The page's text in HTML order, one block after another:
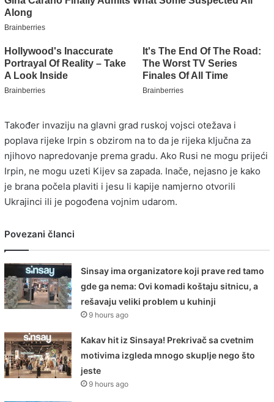
Također invaziju na glavni grad ruskoj vojsci otežava i
poplava rijeke Irpin s obzirom na to da je rijeka ključna za
njihovo napredovanje prema gradu. Ako Rusi ne mogu prijeći
Irpin, ne mogu uzeti Kijev sa zapada. Inače, nejasno je kako
je brana počela plaviti i jesu li kapije namjerno otvorili
Ukrajinci ili je pogođena vojnim udarom.
Povezani članci
Sinsay ima organizatore koji prave red tamo
gde ga nema: Ovi komadi koštaju sitnicu, a
rešavaju veliki problem u kuhinji
9 hours ago
Kakav hit iz Sinsaya! Prekrivač sa cvetnim
motivima izgleda mnogo skuplje nego što
jeste
9 hours ago